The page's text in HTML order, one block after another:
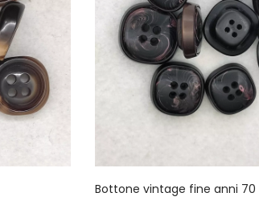
Bottone vintage fine anni 70